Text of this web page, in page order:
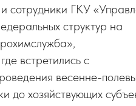
сотрудники ГКУ
структур на
встретились с
весенне-
до хозяйствующих